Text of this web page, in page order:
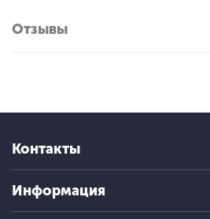
Отзывы
Контакты
Информация